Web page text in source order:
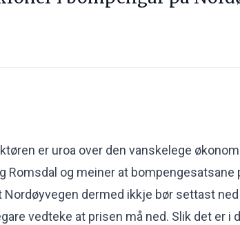
er uroa over den vanskelege
Romsdal og meiner at bompengesatsane
dermed ikkje bør settast ned
vedteke at prisen må ned. Slik det er i